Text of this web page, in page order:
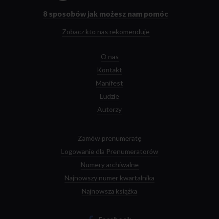
8 sposobów jak możesz nam pomóc
Zobacz kto nas rekomenduje
O nas
Kontakt
Manifest
Ludzie
Autorzy
Zamów prenumeratę
Logowanie dla Prenumeratorów
Numery archiwalne
Najnowszy numer kwartalnika
Najnowsza książka